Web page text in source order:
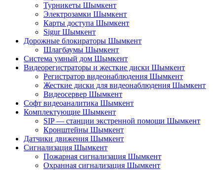
Турникеты Шымкент
Электрозамки Шымкент
Карты доступа Шымкент
Sigur Шымкент
Дорожные блокираторы Шымкент
Шлагбаумы Шымкент
Система умный дом Шымкент
Видеорегистраторы и жесткие диски Шымкент
Регистратор видеонаблюдения Шымкент
Жесткие диски для видеонаблюдения Шымкент
Видеосервер Шымкент
Софт видеоаналитика Шымкент
Комплектующие Шымкент
SIP — станции экстренной помощи Шымкент
Кронштейны Шымкент
Датчики движения Шымкент
Сигнализация Шымкент
Пожарная сигнализация Шымкент
Охранная сигнализация Шымкент